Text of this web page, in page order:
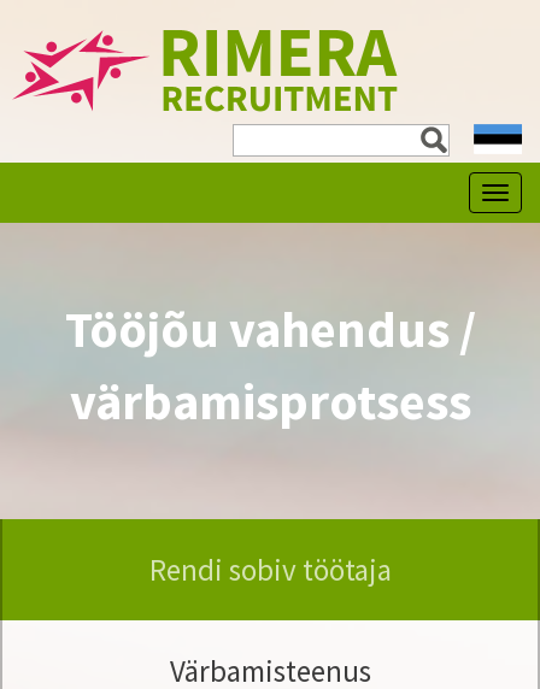
Tööjõu vahendus /
värbamisprotsess
Rendi sobiv töötaja
Värbamisteenus